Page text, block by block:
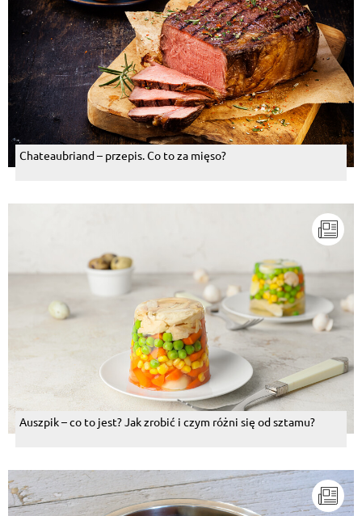
Zbigniew Wojciechowski, 08.07.2015
Nie cierpię bobu. I szparagów. Beee
Odpowiedz
Artur Dziewa, 08.07.2015
Dobrze byłoby mieć kogoś, kto by to przyrządzil. ..
Odpowiedz
Codziennie nowe zdjęcie, od którego mnie skręca!
Odpowiedz
Kazimierz Lechoslaw Olejniczak, 08.07.2015
Odpowiedz
Kazimierz Lechoslaw Olejniczak, 08.07.2015
Ja juz bymwolal pani nie ogladac
Wojtek Szczesny, 08.07.2015
Smacznego
Chateaubriand – przepis. Co to za mięso?
Auszpik – co to jest? Jak zrobić i czym różni się od sztamu?